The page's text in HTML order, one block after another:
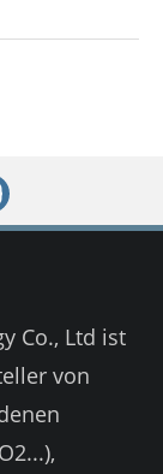
Co., Ltd ist
von